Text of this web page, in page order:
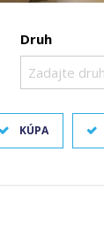
Druh
Zadajte
KÚPA